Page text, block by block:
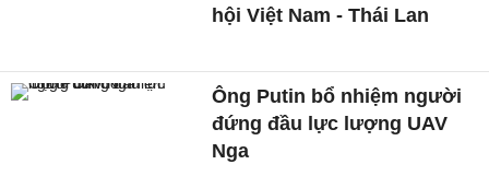
hội Việt Nam - Thái Lan
Ông Putin bổ nhiệm người
đứng đầu lực lượng UAV
Nga